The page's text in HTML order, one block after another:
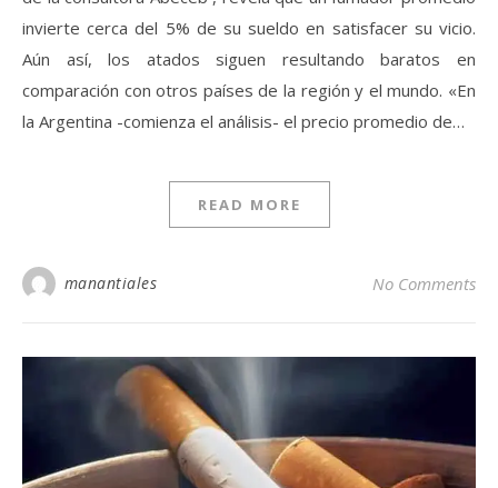
invierte cerca del 5% de su sueldo en satisfacer su vicio.
Aún así, los atados siguen resultando baratos en
comparación con otros países de la región y el mundo. «En
la Argentina -comienza el análisis- el precio promedio de…
READ MORE
manantiales No Comments